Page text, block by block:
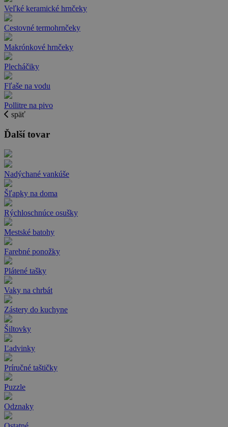
Veľké keramické hrnčeky
Cestovné termohrnčeky
Makrónkové hrnčeky
Plecháčiky
Fľaše na vodu
Pollitre na pivo
späť
Ďalší tovar
Nadýchané vankúše
Šľapky na doma
Rýchloschnúce osušky
Mestské batohy
Farebné ponožky
Plátené tašky
Vaky na chrbát
Zástery do kuchyne
Šiltovky
Ľadvinky
Príručné taštičky
Puzzle
Odznaky